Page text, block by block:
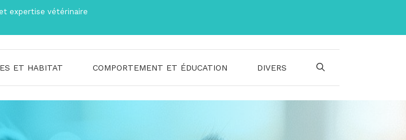
expertise vétérinaire
ET HABITAT COMPORTEMENT ET ÉDUCATION DIVERS